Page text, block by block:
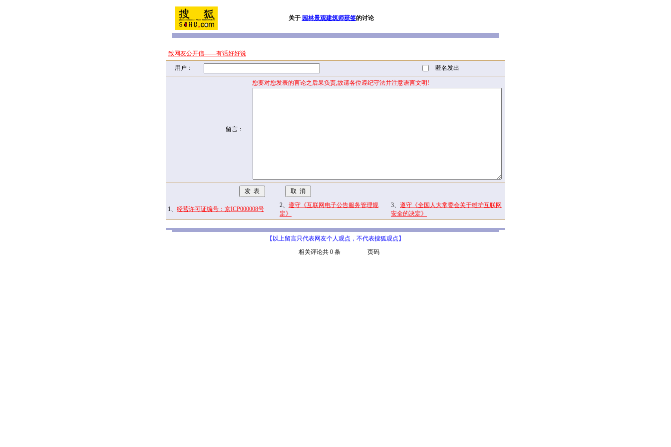
关于 园林景观建筑师获签的讨论
致网友公开信——有话好好说
用户： 匿名发出
留言：
您要对您发表的言论之后果负责,故请各位遵纪守法并注意语言文明!
1、 经营许可证编号：京ICP000008号
2、 遵守《互联网电子公告服务管理规
定》
3、 遵守《全国人大常委会关于维护互联网
安全的决定》
【以上留言只代表网友个人观点，不代表搜狐观点】
相关评论共 0 条
页码